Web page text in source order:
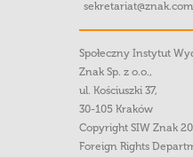
Społeczny Instytut
Znak Sp. z o.o.,
ul. Kościuszki 37,
30-105 Kraków
Copyright SIW Znak
Foreign Rights